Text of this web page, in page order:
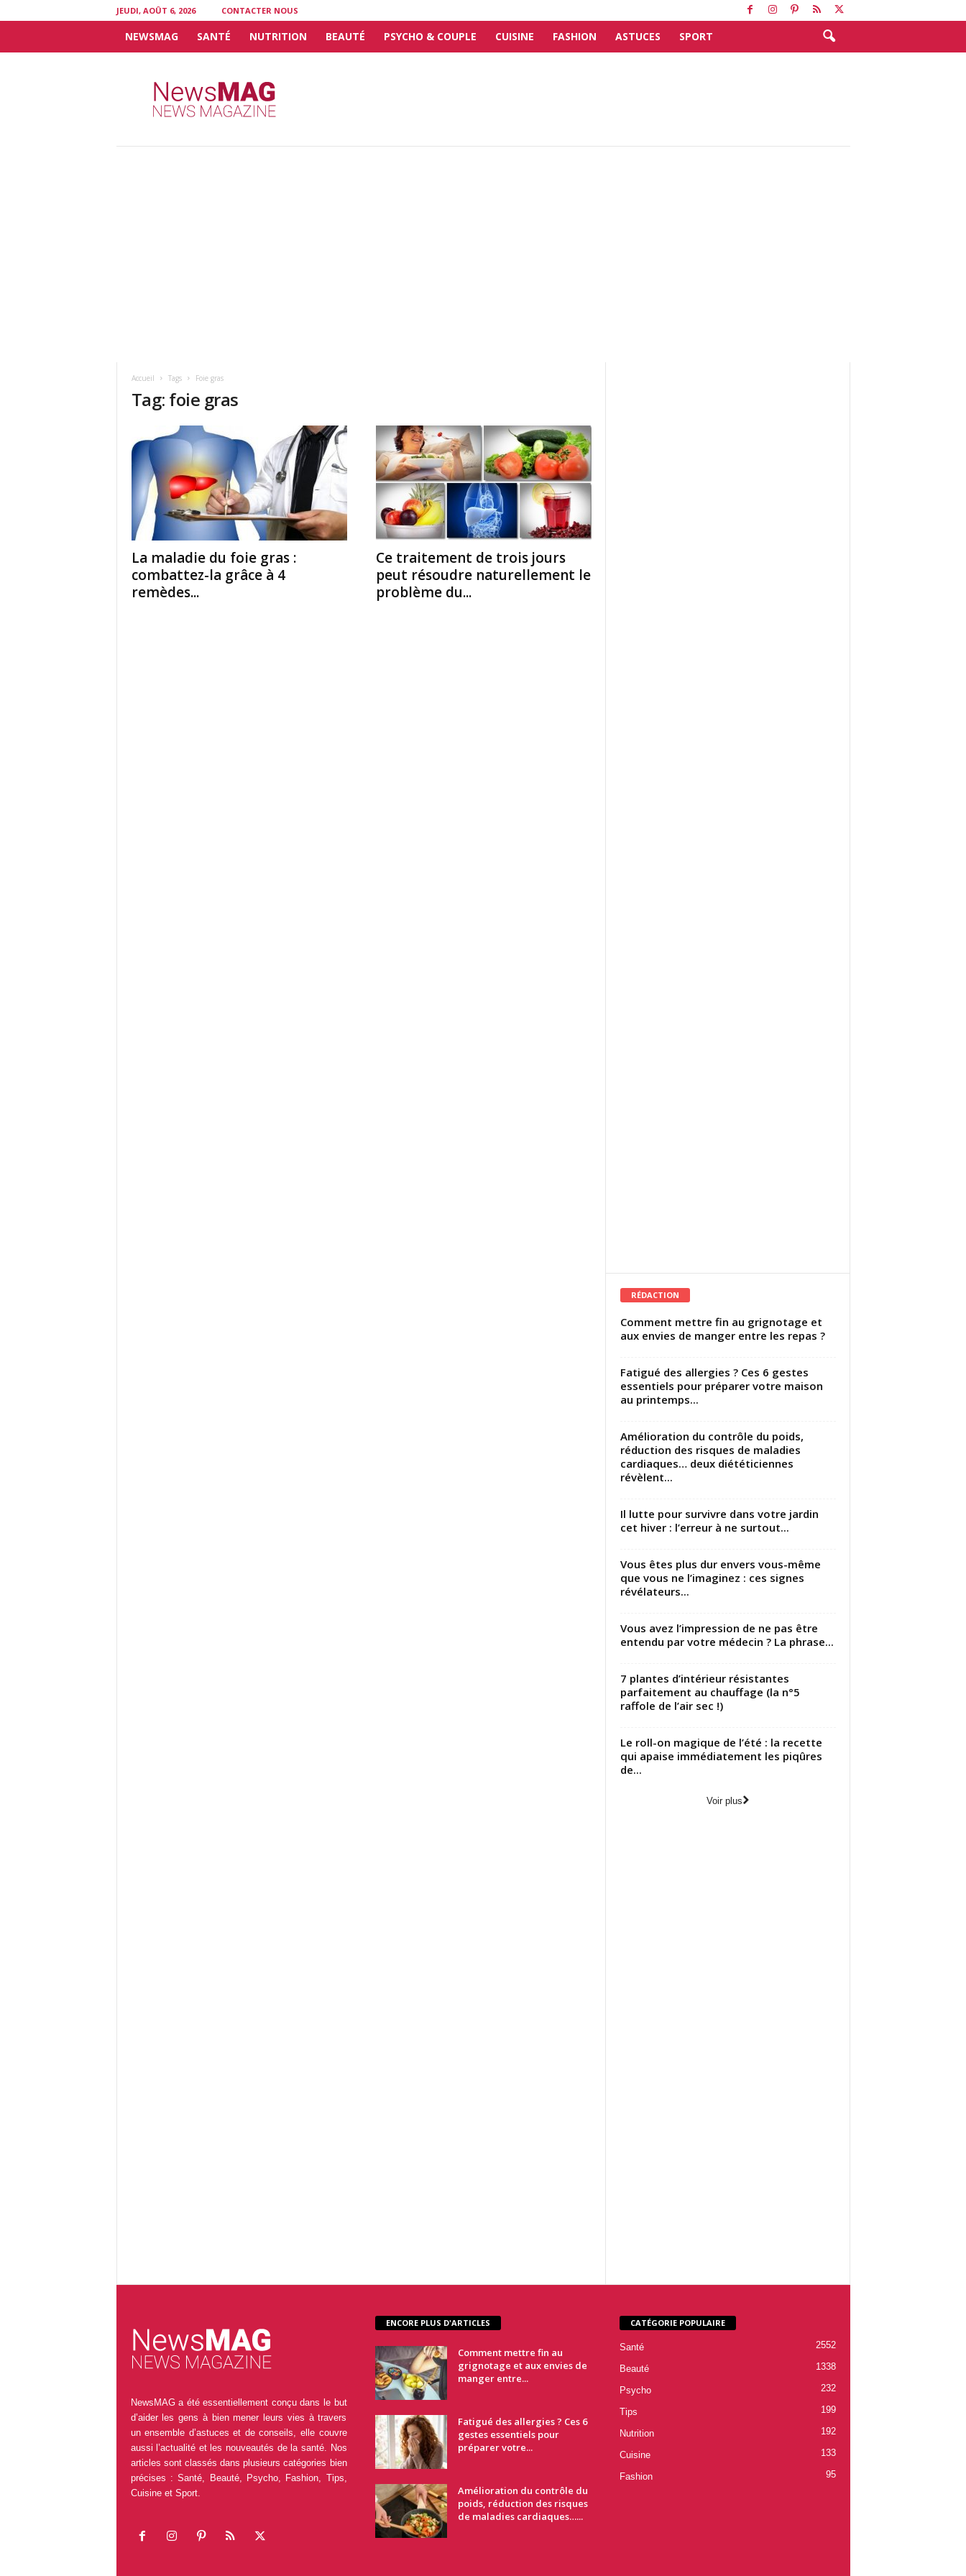
JEUDI, AOÛT 6, 2026 CONTACTER NOUS
NEWSMAG SANTÉ NUTRITION BEAUTÉ PSYCHO & COUPLE CUISINE FASHION ASTUCES SPORT
Accueil Tags Foie gras
Tag: foie gras
La maladie du foie gras :
combattez-la grâce à 4
remèdes...
Ce traitement de trois jours
peut résoudre naturellement le
problème du...
RÉDACTION
Comment mettre fin au grignotage et
aux envies de manger entre les repas ?
Fatigué des allergies ? Ces 6 gestes
essentiels pour préparer votre maison
au printemps...
Amélioration du contrôle du poids,
réduction des risques de maladies
cardiaques… deux diététiciennes
révèlent...
Il lutte pour survivre dans votre jardin
cet hiver : l’erreur à ne surtout...
Vous êtes plus dur envers vous-même
que vous ne l’imaginez : ces signes
révélateurs...
Vous avez l’impression de ne pas être
entendu par votre médecin ? La phrase...
7 plantes d’intérieur résistantes
parfaitement au chauffage (la n°5
raffole de l’air sec !)
Le roll-on magique de l’été : la recette
qui apaise immédiatement les piqûres
de...
Voir plus
NewsMAG a été essentiellement conçu dans le but
d’aider les gens à bien mener leurs vies à travers
un ensemble d’astuces et de conseils, elle couvre
aussi l’actualité et les nouveautés de la santé. Nos
articles sont classés dans plusieurs catégories bien
précises : Santé, Beauté, Psycho, Fashion, Tips,
Cuisine et Sport.
ENCORE PLUS D'ARTICLES
Comment mettre fin au
grignotage et aux envies de
manger entre...
Fatigué des allergies ? Ces 6
gestes essentiels pour
préparer votre...
Amélioration du contrôle du
poids, réduction des risques
de maladies cardiaques…...
CATÉGORIE POPULAIRE
Santé 2552
Beauté 1338
Psycho 232
Tips 199
Nutrition 192
Cuisine 133
Fashion 95